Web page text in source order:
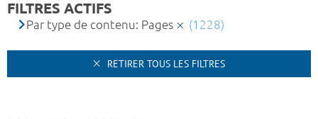
FILTRES ACTIFS
Par type de contenu: Pages (1228)
RETIRER TOUS LES FILTRES